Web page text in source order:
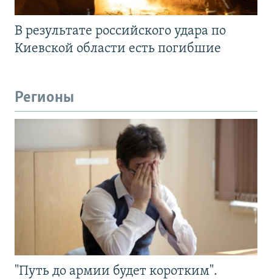
В результате российского удара по
Киевской области есть погибшие
Регионы
"Путь до армии будет коротким".